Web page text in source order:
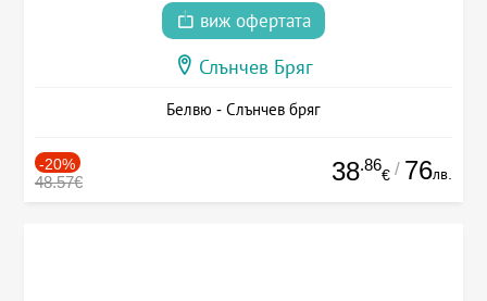
виж офертата
Слънчев Бряг
Белвю - Слънчев бряг
-20%
48.57€ 38.86
€ / 76лв.